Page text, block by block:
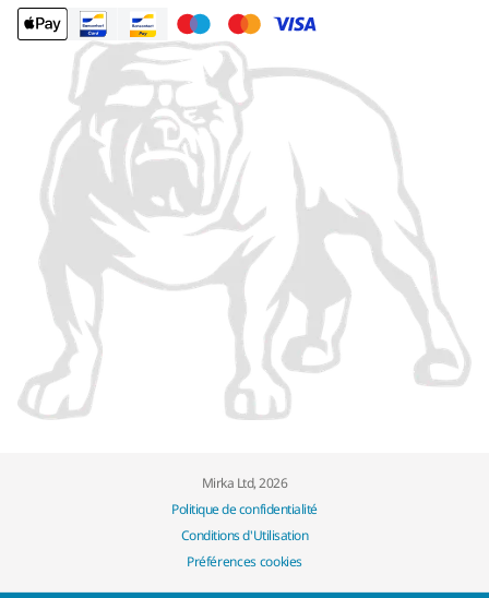
Mirka Ltd, 2026
Politique de confidentialité
Conditions d'Utilisation
Préférences cookies